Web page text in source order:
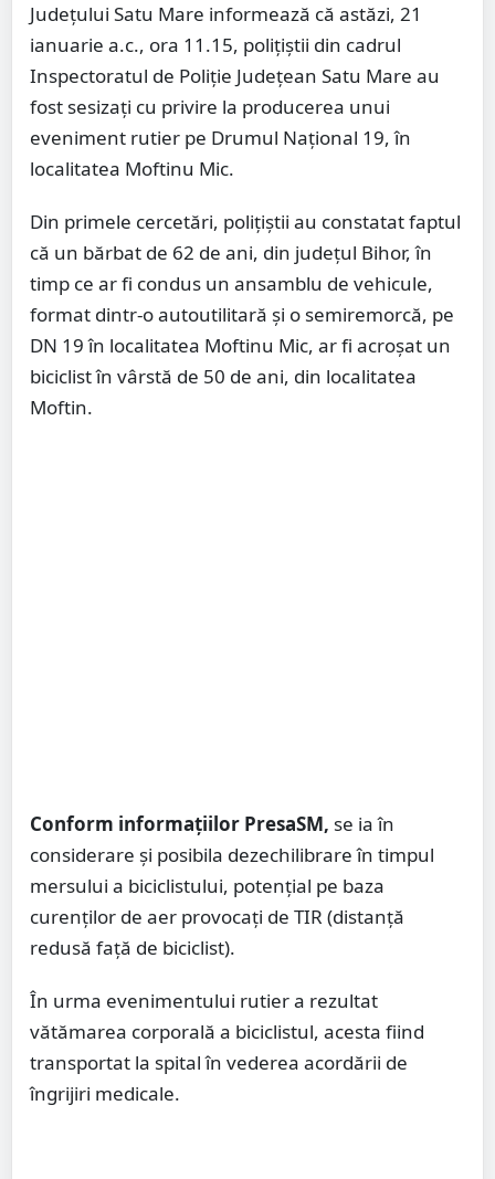
Județului Satu Mare informează că astăzi, 21
ianuarie a.c., ora 11.15, polițiștii din cadrul
Inspectoratul de Poliție Județean Satu Mare au
fost sesizați cu privire la producerea unui
eveniment rutier pe Drumul Național 19, în
localitatea Moftinu Mic.
Din primele cercetări, polițiștii au constatat faptul
că un bărbat de 62 de ani, din județul Bihor, în
timp ce ar fi condus un ansamblu de vehicule,
format dintr-o autoutilitară și o semiremorcă, pe
DN 19 în localitatea Moftinu Mic, ar fi acroșat un
biciclist în vârstă de 50 de ani, din localitatea
Moftin.
Conform informațiilor PresaSM, se ia în
considerare și posibila dezechilibrare în timpul
mersului a biciclistului, potențial pe baza
curenților de aer provocați de TIR (distanță
redusă față de biciclist).
În urma evenimentului rutier a rezultat
vătămarea corporală a biciclistul, acesta fiind
transportat la spital în vederea acordării de
îngrijiri medicale.